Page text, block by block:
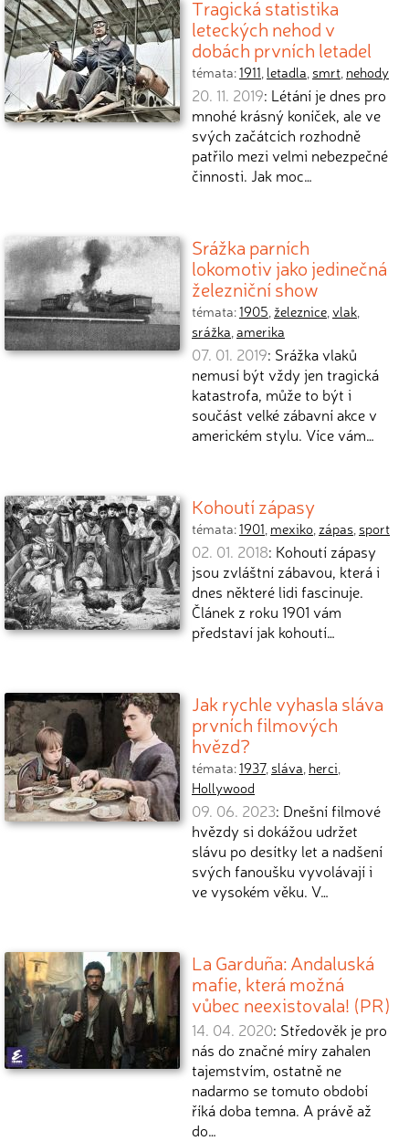
Tragická statistika
leteckých nehod v
dobách prvních letadel
témata:1911, letadla, smrt, nehody
20. 11. 2019: Létání je dnes pro
mnohé krásný koníček, ale ve
svých začátcích rozhodně
patřilo mezi velmi nebezpečné
činnosti. Jak moc…
Srážka parních
lokomotiv jako jedinečná
železniční show
témata:1905, železnice,vlak,
srážka,amerika
07. 01. 2019: Srážka vlaků
nemusí být vždy jen tragická
katastrofa, může to být i
součást velké zábavní akce v
americkém stylu. Více vám…
Kohoutí zápasy
témata:1901, mexiko, zápas, sport
02. 01. 2018: Kohoutí zápasy
jsou zvláštní zábavou, která i
dnes některé lidi fascinuje.
Článek z roku 1901 vám
představí jak kohoutí…
Jak rychle vyhasla sláva
prvních filmových
hvězd?
témata:1937, sláva, herci,
Hollywood
09. 06. 2023: Dnešní filmové
hvězdy si dokážou udržet
slávu po desítky let a nadšení
svých fanoušku vyvolávají i
ve vysokém věku. V…
La Garduña: Andaluská
mafie, která možná
vůbec neexistovala! (PR)
14. 04. 2020: Středověk je pro
nás do značné míry zahalen
tajemstvím, ostatně ne
nadarmo se tomuto období
říká doba temna. A právě až
do…